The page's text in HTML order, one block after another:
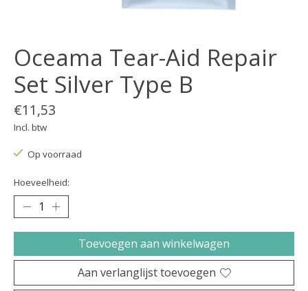
Oceama Tear-Aid Repair
Set Silver Type B
€11,53
Incl. btw
Op voorraad
Hoeveelheid:
Toevoegen aan winkelwagen
Aan verlanglijst toevoegen